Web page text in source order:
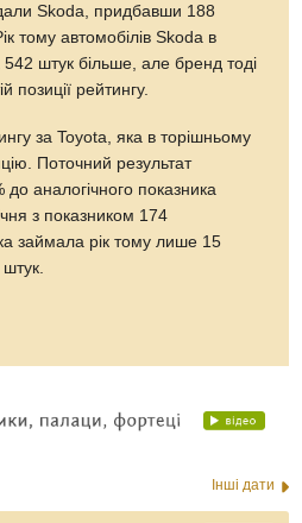
Skoda, придбавши 188
тому автомобілів Skoda в
штук більше, але бренд тоді
позиції рейтингу.
за Toyota, яка в торішньому
Поточний результат
аналогічного показника
з показником 174
займала рік тому лише 15
Інші дати